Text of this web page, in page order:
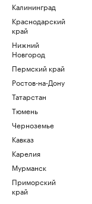
Калининград
Краснодарский
край
Нижний
Новгород
Пермский край
Ростов-на-Дону
Татарстан
Тюмень
Черноземье
Кавказ
Карелия
Мурманск
Приморский
край